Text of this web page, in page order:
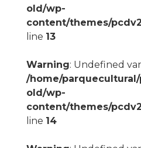
old/wp-
content/themes/
line 13
Warning: Undefined
/home/
old/wp-
content/themes/
line 14